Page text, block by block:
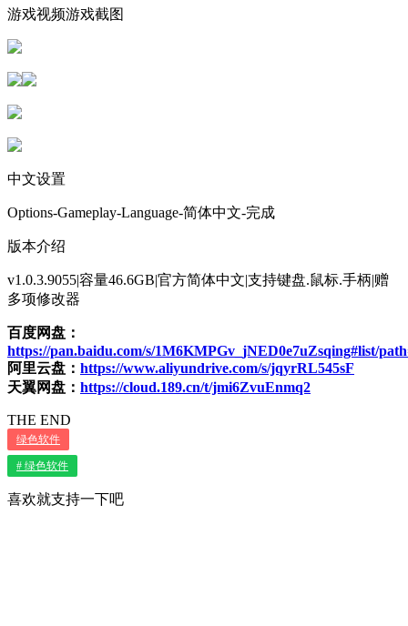
游戏视频游戏截图
中文设置
Options-Gameplay-Language-简体中文-完成
版本介绍
v1.0.3.9055|容量46.6GB|官方简体中文|支持键盘.鼠标.手柄|赠
多项修改器
百度网盘：
https://pan.baidu.com/s/1M6KMPGv_jNED0e7uZsqing#list/
阿里云盘： https://www.aliyundrive.com/s/jqyrRL545sF
天翼网盘： https://cloud.189.cn/t/jmi6ZvuEnmq2
THE END
绿色软件
# 绿色软件
喜欢就支持一下吧